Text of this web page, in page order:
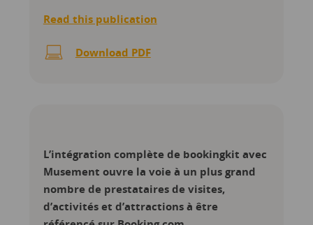
Read this publication
Download PDF
L’intégration complète de bookingkit avec
Musement ouvre la voie à un plus grand
nombre de prestataires de visites,
d’activités et d’attractions à être